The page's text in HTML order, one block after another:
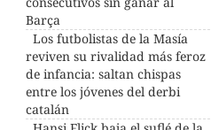
Barça
Los futbolistas de la Masía
reviven su rivalidad más feroz
de infancia: saltan chispas
entre los jóvenes del derbi
catalán